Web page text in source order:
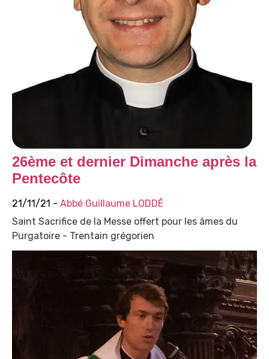
26ème et dernier Dimanche après la
Pentecôte
21/11/21 - Abbé Guillaume LODDÉ
Saint Sacrifice de la Messe offert pour les âmes du
Purgatoire - Trentain grégorien